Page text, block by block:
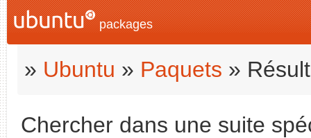
packages
» Ubuntu » Paquets »
Chercher dans une suite